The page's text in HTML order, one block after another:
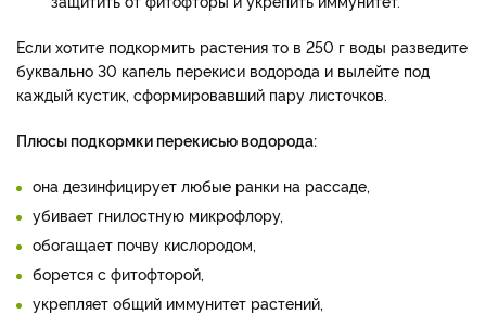
Если хотите подкормить растения то в 250 г воды разведите
буквально 30 капель перекиси водорода и вылейте под
каждый кустик, сформировавший пару листочков.
Плюсы подкормки перекисью водорода:
она дезинфицирует любые ранки на рассаде,
убивает гнилостную микрофлору,
обогащает почву кислородом,
борется с фитофторой,
укрепляет общий иммунитет растений,